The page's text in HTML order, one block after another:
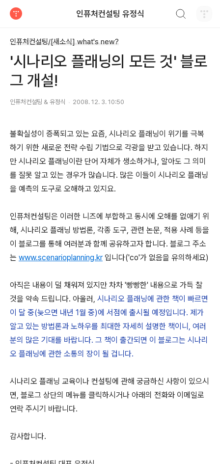
인퓨처컨설팅 유정식
인퓨처컨설팅/[새소식] what's new?
'시나리오 플래닝의 모든 것' 블로
그 개설!
인퓨처컨설팅 & 유정식 2008. 12. 3. 10:50
불확실성이 증폭되고 있는 요즘, 시나리오 플래닝이 위기를 극복
하기 위한 새로운 전략 수립 기법으로 각광을 받고 있습니다. 하지
만 시나리오 플래닝이란 단어 자체가 생소하거나, 알아도 그 의미
를 잘못 알고 있는 경우가 많습니다. 많은 이들이 시나리오 플래닝
을 예측의 도구로 오해하고 있지요.
인퓨처컨설팅은 이러한 니즈에 부합하고 동시에 오해를 없애기 위
해, 시나리오 플래닝 방법론, 각종 도구, 관련 논문, 적용 사례 등을
이 블로그를 통해 여러분과 함께 공유하고자 합니다. 블로그 주소
는 www.scenarioplanning.kr 입니다('co'가 없음을 유의하세요)
아직은 내용이 덜 채워져 있지만 차차 '빵빵한' 내용으로 가득 찰
것을 약속 드립니다. 아울러, 시나리오 플래닝에 관한 책이 빠르면
이 달 중(늦으면 내년 1월 중)에 서점에 출시될 예정입니다. 제가
알고 있는 방법론과 노하우를 최대한 자세히 설명한 책이니, 여러
분의 많은 기대를 바랍니다. 그 책이 출간되면 이 블로그는 시나리
오 플래닝에 관한 소통의 장이 될 겁니다.
시나리오 플래닝 교육이나 컨설팅에 관해 궁금하신 사항이 있으시
면, 블로그 상단의 메뉴를 클릭하시거나 아래의 전화와 이메일로
연락 주시기 바랍니다.
감사합니다.